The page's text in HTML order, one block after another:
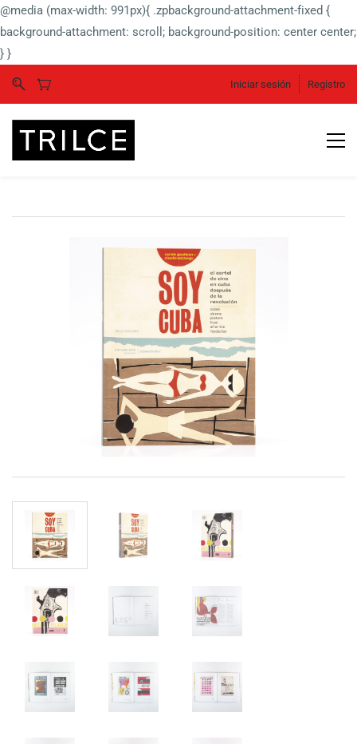
@media (max-width: 991px){ .zpbackground-attachment-fixed {
background-attachment: scroll; background-position: center center;
} }
Iniciar sesión Registro